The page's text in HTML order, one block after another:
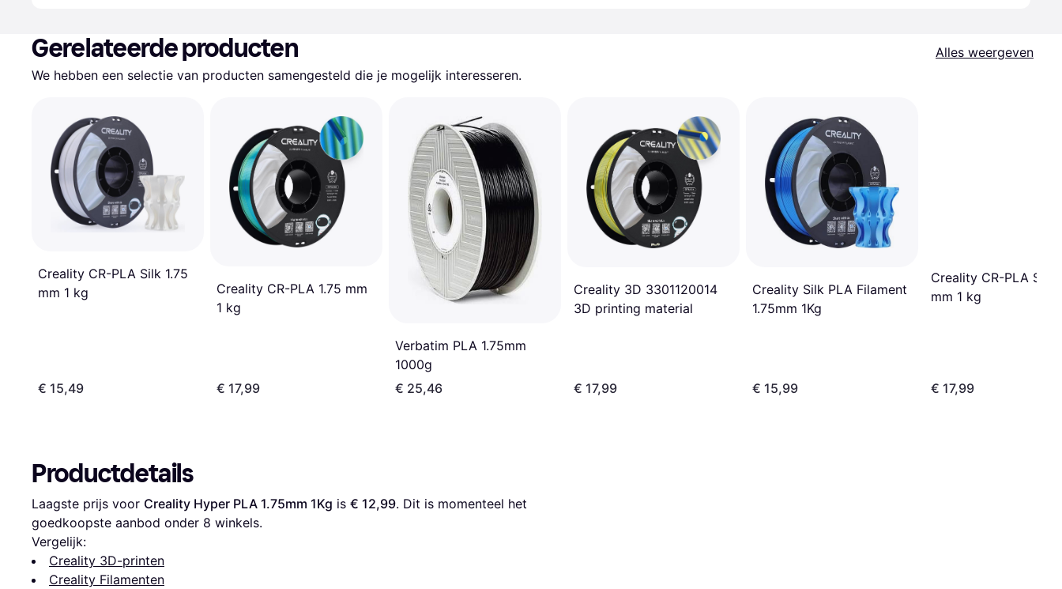
Gerelateerde producten
Alles weergeven
We hebben een selectie van producten samengesteld die je mogelijk interesseren.
Creality CR-PLA Silk 1.75
mm 1 kg
€ 15,49
Creality CR-PLA 1.75 mm
1 kg
€ 17,99
Verbatim PLA 1.75mm
1000g
€ 25,46
Creality 3D 3301120014
3D printing material
€ 17,99
Creality Silk PLA Filament
1.75mm 1Kg
€ 15,99
Creality CR-PLA Silk
mm 1 kg
€ 17,99
Productdetails
Laagste prijs voor Creality Hyper PLA 1.75mm 1Kg is € 12,99. Dit is momenteel het
goedkoopste aanbod onder 8 winkels.
Vergelijk:
Creality 3D-printen
Creality Filamenten